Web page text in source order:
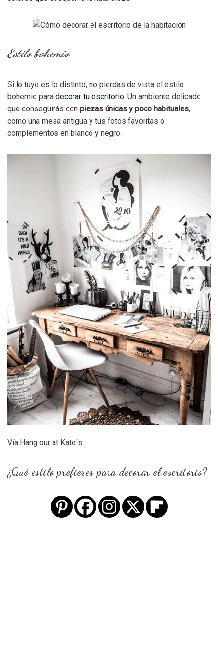
Estilo bohemio
Si lo tuyo es lo distinto, no pierdas de vista el estilo
bohemio para decorar tu escritorio. Un ambiente delicado
que conseguirás con piezas únicas y poco habituales,
como una mesa antigua y tus fotos favoritas o
complementos en blanco y negro.
Vía Hang our at Kate´s
¿Qué estilo prefieres para decorar el escritorio?